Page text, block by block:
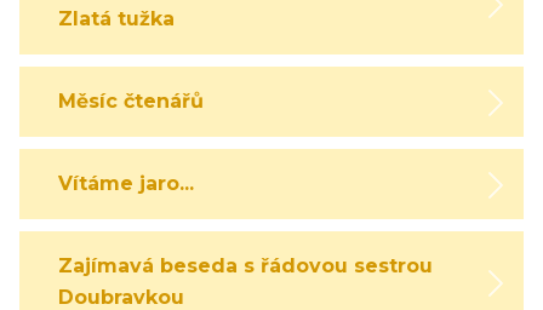
Zlatá tužka
Měsíc čtenářů
Vítáme jaro...
Zajímavá beseda s řádovou sestrou
Doubravkou